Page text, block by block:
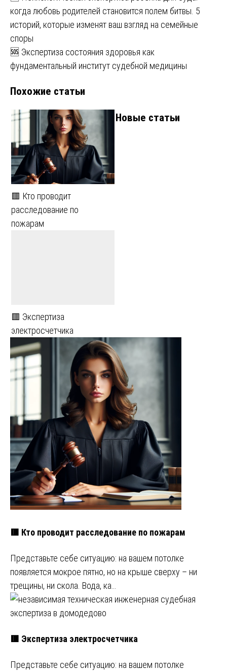
по
записям
когда любовь родителей становится полем битвы. 5
историй, которые изменят ваш взгляд на семейные
споры
🆘 Экспертиза состояния здоровья как
фундаментальный институт судебной медицины
Похожие статьи
🟥 Кто проводит
расследование по
пожарам
🟥 Экспертиза
электросчетчика
Новые статьи
🟥 Кто проводит расследование по пожарам
Представьте себе ситуацию: на вашем потолке
появляется мокрое пятно, но на крыше сверху – ни
трещины, ни скола. Вода, ка…
🟥 Экспертиза электросчетчика
Представьте себе ситуацию: на вашем потолке